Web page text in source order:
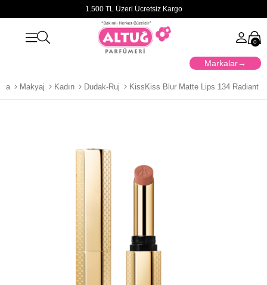
1.500 TL Üzeri Ücretsiz Kargo
0
Markalar
Makyaj Kadın Dudak-Ruj KissKiss Blur Matte Lips 134 Radiant